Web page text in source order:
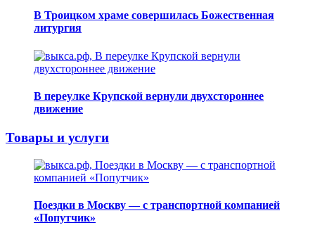
В Троицком храме совершилась Божественная
литургия
В переулке Крупской вернули двухстороннее
движение
Товары и услуги
Поездки в Москву — с транспортной компанией
«Попутчик»